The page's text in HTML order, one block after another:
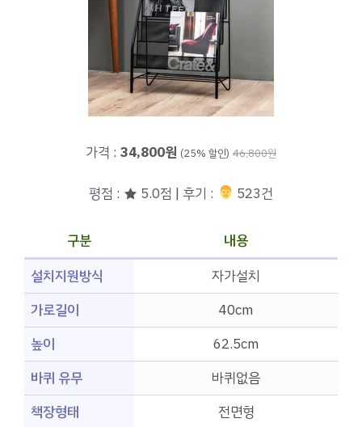
가격 : 34,800원 (25% 할인) 46,800원
평점 : ★ 5.0점 | 후기 : ‍‍ 523건
구분
내용
설치지원방식
자가설치
가로길이
40cm
높이
62.5cm
바퀴 유무
바퀴없음
책장형태
전면형